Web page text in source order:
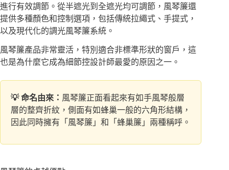
進行有效調節。從半遮光到全遮光均可調節，風琴簾還
提供多種顏色和控制選項，包括傳統拉繩式、手提式，
以及現代化的調光風琴簾系統。
風琴簾產品非常靈活，特別適合非標準形狀的窗戶，這
也是為什麼它成為細節控設計師最愛的原因之一。
💡 命名由來： 風琴簾正面看起來有如手風琴般層
層的整齊折紋，側面有如蜂巢一般的六角形結構，
因此同時擁有「風琴簾」和「蜂巢簾」兩種稱呼。